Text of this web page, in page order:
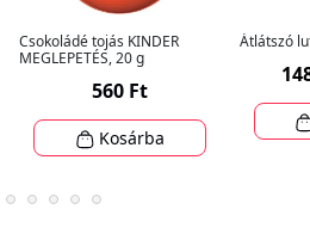
Csokoládé tojás KINDER
MEGLEPETÉS, 20 g
560 Ft
Kosárba
Átlátszó